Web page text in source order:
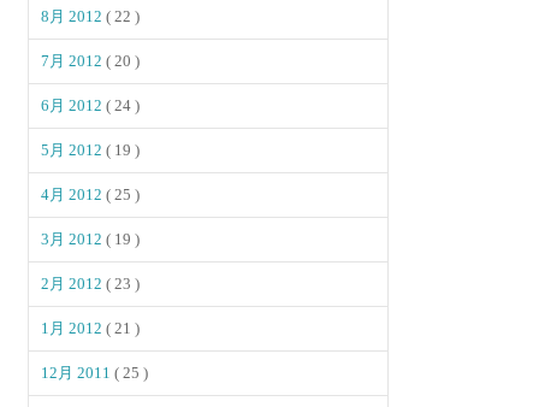
8月 2012( 22 )
7月 2012( 20 )
6月 2012( 24 )
5月 2012( 19 )
4月 2012( 25 )
3月 2012( 19 )
2月 2012( 23 )
1月 2012( 21 )
12月 2011( 25 )